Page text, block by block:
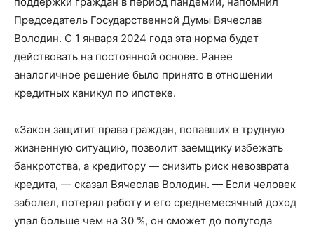
Председатель Государственной Думы Вячеслав
Володин. С 1 января 2024 года эта норма будет
действовать на постоянной основе. Ранее
аналогичное решение было принято в отношении
кредитных каникул по ипотеке.
«Закон защитит права граждан, попавших в трудную
жизненную ситуацию, позволит заемщику избежать
банкротства, а кредитору — снизить риск невозврата
кредита, — сказал Вячеслав Володин. — Если человек
заболел, потерял работу и его среднемесячный доход
упал больше чем на 30 %, он сможет до полугода